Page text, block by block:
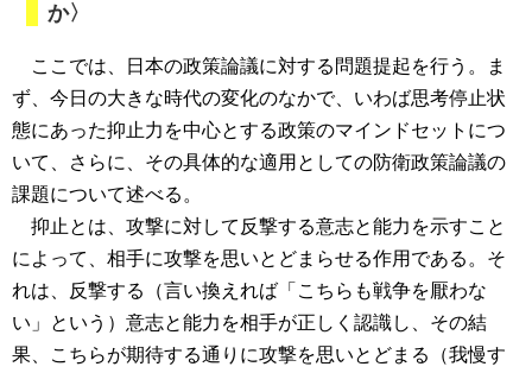
か〉
ここでは、日本の政策論議に対する問題提起を行う。ま
ず、今日の大きな時代の変化のなかで、いわば思考停止状
態にあった抑止力を中心とする政策のマインドセットにつ
いて、さらに、その具体的な適用としての防衛政策論議の
課題について述べる。
抑止とは、攻撃に対して反撃する意志と能力を示すこと
によって、相手に攻撃を思いとどまらせる作用である。そ
れは、反撃する（言い換えれば「こちらも戦争を厭わな
い」という）意志と能力を相手が正しく認識し、その結
果、こちらが期待する通りに攻撃を思いとどまる（我慢す